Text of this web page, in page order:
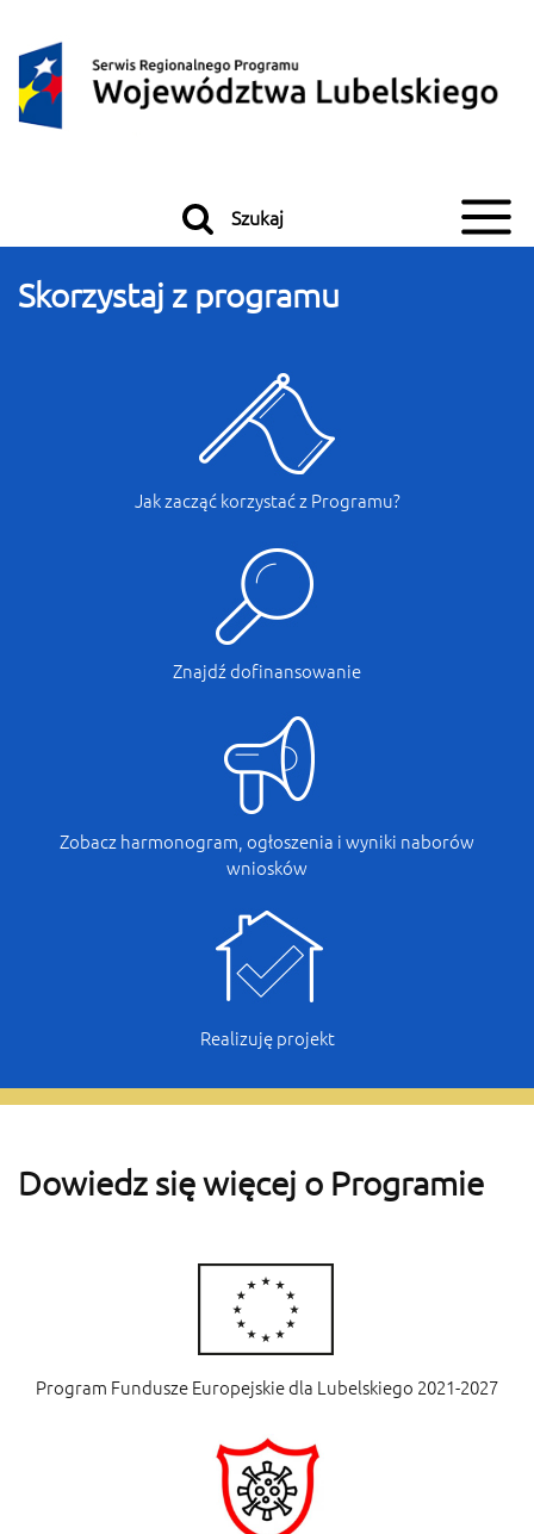
Przeskocz do treści
Przeskocz do menu
Szukaj
Serwis Regionalnego
Skorzystaj z programu
Jak zacząć korzystać z Programu?
Znajdź dofinansowanie
Zobacz harmonogram, ogłoszenia i wyniki naborów
wniosków
Realizuję projekt
Dowiedz się więcej o Programie
Program Fundusze Europejskie dla Lubelskiego 2021-2027